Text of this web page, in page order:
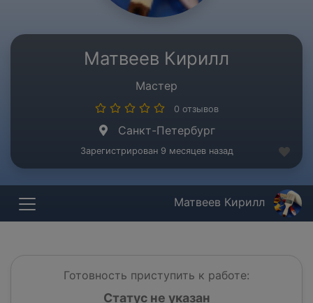
Матвеев Кирилл
Мастер
0 отзывов
Санкт-Петербург
Зарегистрирован 9 месяцев назад
Матвеев Кирилл
Готовность приступить к работе:
Статус не указан